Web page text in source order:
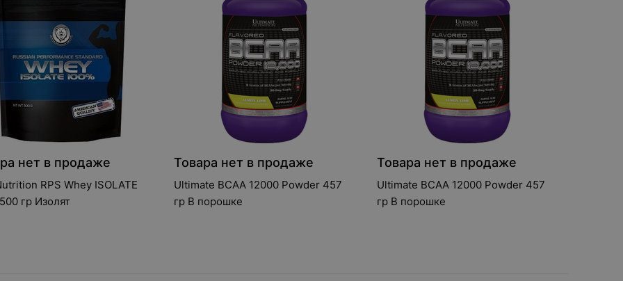
нет в продаже
RPS Whey ISOLATE
гр Изолят
Товара нет в продаже
Ultimate BCAA 12000 Powder 457
гр В порошке
Товара нет в продаже
Ultimate BCAA 12000 Powder 457
гр В порошке